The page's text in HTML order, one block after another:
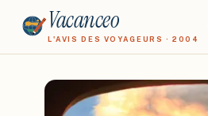
Vacanceo
L'AVIS DES VOYAGEURS · 2004